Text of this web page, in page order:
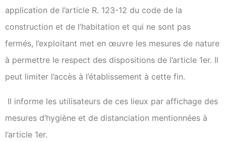
application de l’article R. 123-12 du code de la
construction et de l’habitation et qui ne sont pas
fermés, l’exploitant met en œuvre les mesures de nature
à permettre le respect des dispositions de l’article 1er. Il
peut limiter l’accès à l’établissement à cette fin.
Il informe les utilisateurs de ces lieux par affichage des
mesures d’hygiène et de distanciation mentionnées à
l’article 1er.